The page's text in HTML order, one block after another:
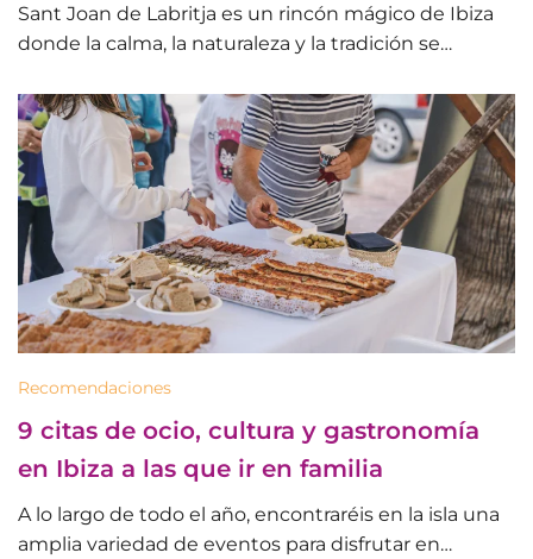
Sant Joan de Labritja es un rincón mágico de Ibiza
donde la calma, la naturaleza y la tradición se…
Recomendaciones
9 citas de ocio, cultura y gastronomía
en Ibiza a las que ir en familia
A lo largo de todo el año, encontraréis en la isla una
amplia variedad de eventos para disfrutar en…